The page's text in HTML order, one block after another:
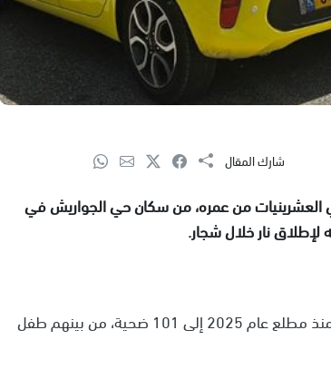
شارك المقال
العشرينيات من عمره، من سكان حي الجواريش في
لإطلاق نار خلال شجار.
جرائم القتل في المجتمع العربي منذ مطلع عام 2025 إلى 101 ضحية، من بينهم طفل